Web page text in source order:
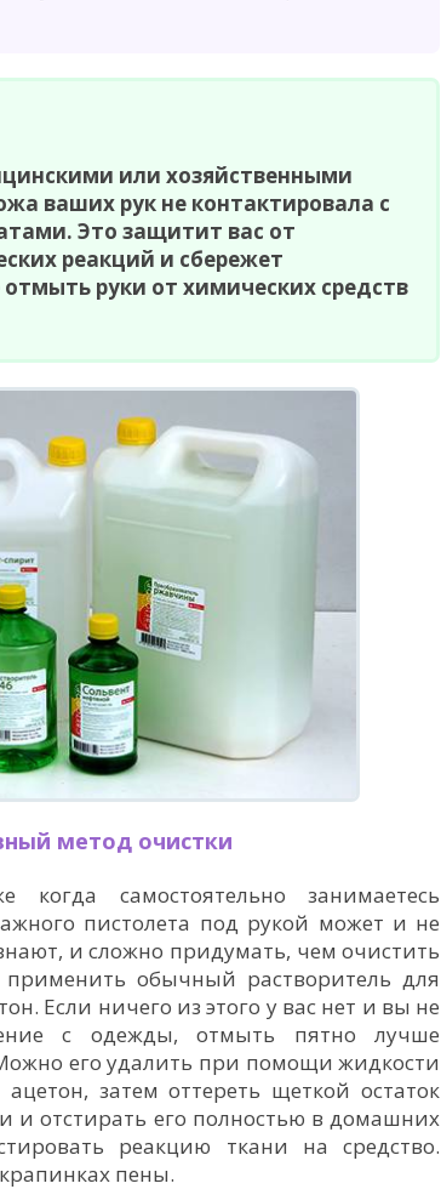
или хозяйственными
ваших рук не контактировала с
Это защитит вас от
реакций и сбережет
руки от химических средств
метод очистки
самостоятельно занимаетесь
пистолета под рукой может и не
и сложно придумать, чем очистить
обычный растворитель для
Если ничего из этого у вас нет и вы не
с одежды, отмыть пятно лучше
его удалить при помощи жидкости
затем оттереть щеткой остаток
и отстирать его полностью в домашних
реакцию ткани на средство.
пены.